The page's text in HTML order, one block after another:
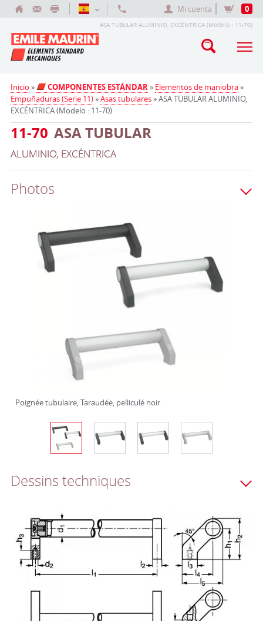
Mi cuenta 0
ASA TUBULAR ALUMINIO, EXCÉNTRICA (Modelo : 11-70)
Inicio » COMPONENTES ESTÁNDAR» Elementos de maniobra»
Empuñaduras (Serie 11)»Asas tubulares» ASA TUBULAR ALUMINIO,
EXCÉNTRICA (Modelo : 11-70)
11-70 ASA TUBULAR
ALUMINIO, EXCÉNTRICA
Photos
Poignée tubulaire, Taraudée, pelliculé noir
Dessins techniques